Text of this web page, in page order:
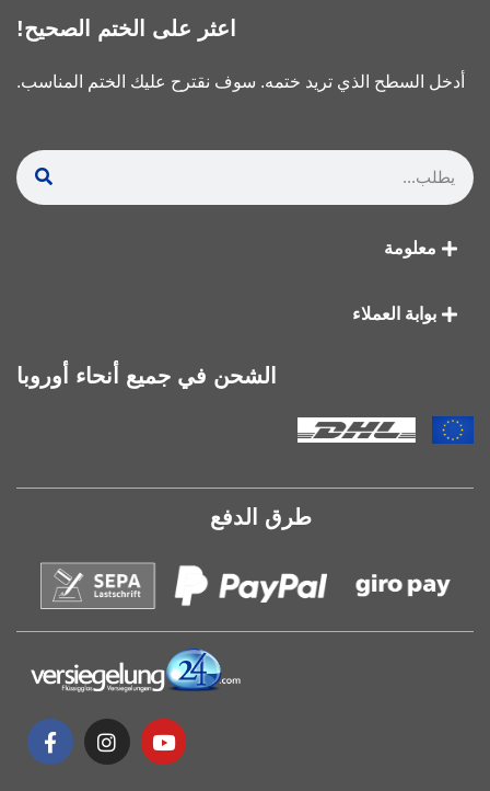
اعثر على الختم الصحيح!
أدخل السطح الذي تريد ختمه. سوف نقترح عليك الختم المناسب.
معلومة
بوابة العملاء
الشحن في جميع أنحاء أوروبا
طرق الدفع